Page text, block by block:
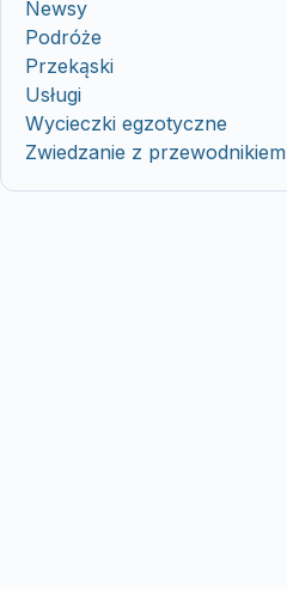
Newsy
Podróże
Przekąski
Usługi
Wycieczki egzotyczne
Zwiedzanie z przewodnikiem